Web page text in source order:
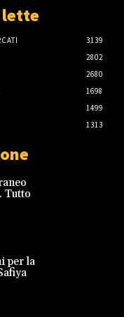
lette
3139
2802
2680
1698
1499
1313
Tutto
per la